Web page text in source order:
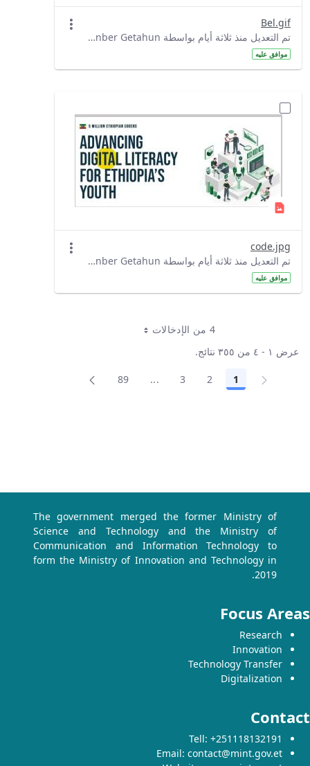
Bel.gif
تم التعديل منذ ثلاثة أيام بواسطة Denber Getahun.
موافق عليه
code.jpg
تم التعديل منذ ثلاثة أيام بواسطة Denber Getahun.
موافق عليه
لكل صفحة
عرض ١ - ٤ من ٣٥٥ نتائج.
الصفحةالصفحةالصفحة
...صفحات وسيطة استخدم TAB للتنقل.
الصفحة89
The government merged the former Ministry of
Science and Technology and the Ministry of
Communication and Information Technology to
form the Ministry of Innovation and Technology in
2019.
Focus
Research
Innovation
Technology Transfer
Digitalization
Tell: +251118132191
Email: contact@mint.gov.et